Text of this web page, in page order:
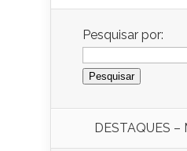
Pesquisar por:
DESTAQUES